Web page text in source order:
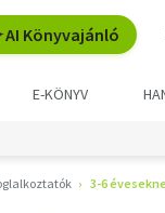
AI Könyvajánló
E-KÖNYV
3-6